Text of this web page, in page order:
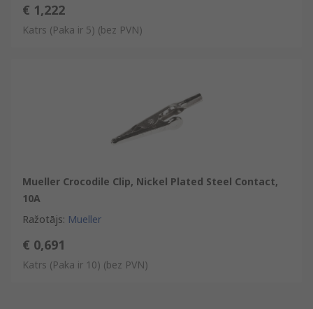
€ 1,222
Katrs (Paka ir 5) (bez PVN)
Mueller Crocodile Clip, Nickel Plated Steel Contact,
10A
Ražotājs: Mueller
€ 0,691
Katrs (Paka ir 10) (bez PVN)